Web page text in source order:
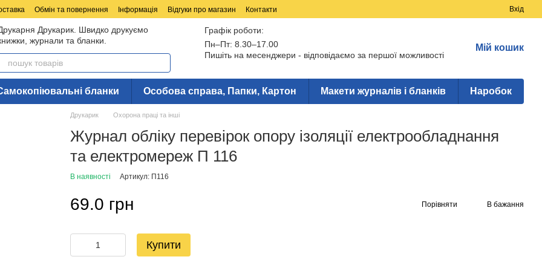
Обмін та повернення Інформація Відгуки про магазин Контакти Вхід
Друкарик. Швидко друкуємо
журнали та бланки.
Графік роботи:
Пн–Пт: 8.30–17.00
Пишіть на месенджери - відповідаємо за першої можливості
Мій кошик
бланки Особова справа, Папки, Картон Макети журналів і бланків Наробок
Друкарик Охорона праці та інші
Журнал обліку перевірок опору ізоляції електрообладнання
та електромереж П 116
В наявності Артикул: П116
69.0 грн Порівняти В бажання
Купити